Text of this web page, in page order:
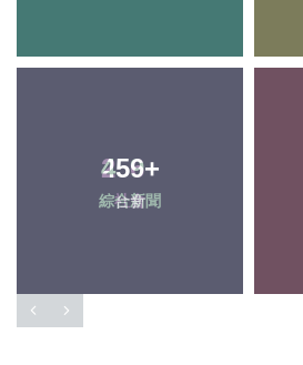
256+
社會
459+
綜合新聞